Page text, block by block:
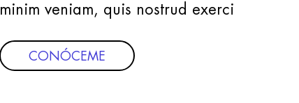
minim veniam, quis nostrud exerci
CONÓCEME